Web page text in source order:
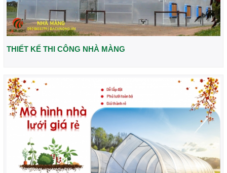
THIẾT KẾ THI CÔNG NHÀ MÀNG